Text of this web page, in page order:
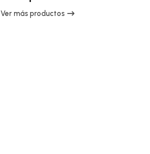
Ver más productos